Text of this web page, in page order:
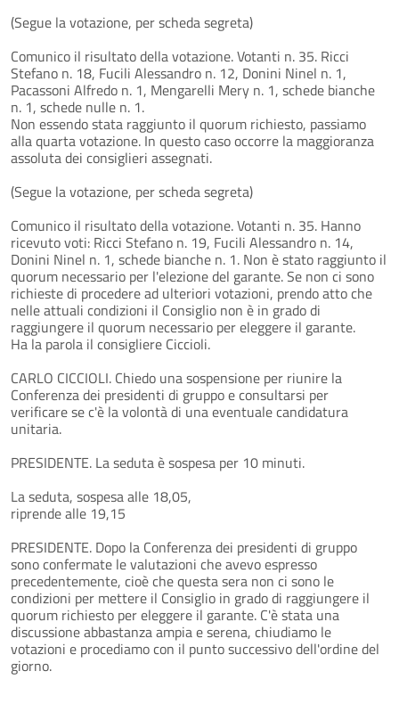
(Segue la votazione, per scheda segreta)
Comunico il risultato della votazione. Votanti n. 35. Ricci
Stefano n. 18, Fucili Alessandro n. 12, Donini Ninel n. 1,
Pacassoni Alfredo n. 1, Mengarelli Mery n. 1, schede bianche
n. 1, schede nulle n. 1.
Non essendo stata raggiunto il quorum richiesto, passiamo
alla quarta votazione. In questo caso occorre la maggioranza
assoluta dei consiglieri assegnati.
(Segue la votazione, per scheda segreta)
Comunico il risultato della votazione. Votanti n. 35. Hanno
ricevuto voti: Ricci Stefano n. 19, Fucili Alessandro n. 14,
Donini Ninel n. 1, schede bianche n. 1. Non è stato raggiunto il
quorum necessario per l'elezione del garante. Se non ci sono
richieste di procedere ad ulteriori votazioni, prendo atto che
nelle attuali condizioni il Consiglio non è in grado di
raggiungere il quorum necessario per eleggere il garante.
Ha la parola il consigliere Ciccioli.
CARLO CICCIOLI. Chiedo una sospensione per riunire la
Conferenza dei presidenti di gruppo e consultarsi per
verificare se c'è la volontà di una eventuale candidatura
unitaria.
PRESIDENTE. La seduta è sospesa per 10 minuti.
La seduta, sospesa alle 18,05,
riprende alle 19,15
PRESIDENTE. Dopo la Conferenza dei presidenti di gruppo
sono confermate le valutazioni che avevo espresso
precedentemente, cioè che questa sera non ci sono le
condizioni per mettere il Consiglio in grado di raggiungere il
quorum richiesto per eleggere il garante. C'è stata una
discussione abbastanza ampia e serena, chiudiamo le
votazioni e procediamo con il punto successivo dell'ordine del
giorno.